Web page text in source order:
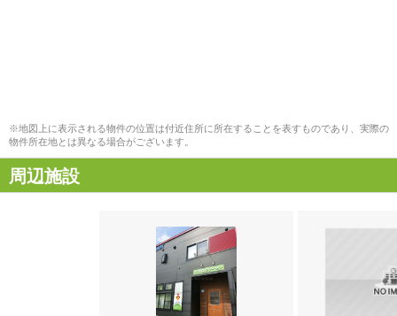
※地図上に表示される物件の位置は付近住所に所在することを表すものであり、実際の
物件所在地とは異なる場合がございます。
周辺施設